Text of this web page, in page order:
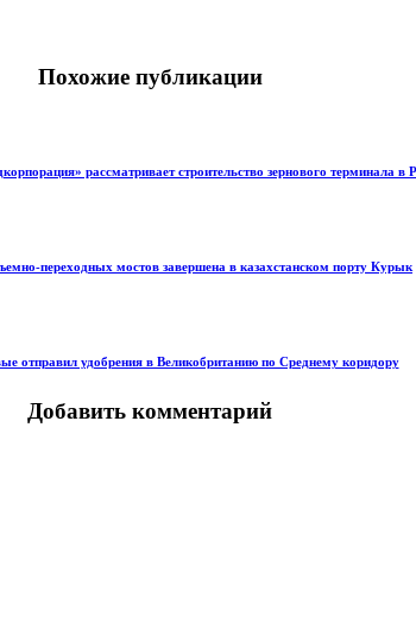
Похожие публикации
рассматривает строительство зернового терминала в
переходных мостов завершена в казахстанском порту Курык
отправил удобрения в Великобританию по Среднему коридору
Добавить комментарий